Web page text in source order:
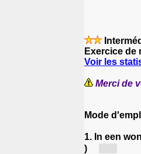
Exercice de
Voir les
Merci de
Mode
1. In een
)